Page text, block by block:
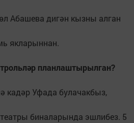
Абашева дигән кызны алган
якларыннан.
планлаштырылган?
кадәр Уфада булачакбыз,
биналарында эшлибез. 5